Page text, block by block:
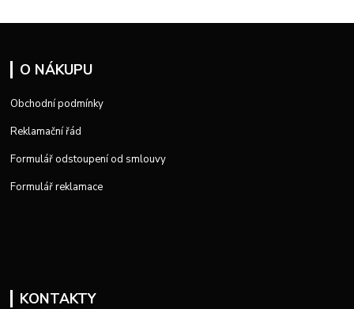
O NÁKUPU
Obchodní podmínky
Reklamační řád
Formulář odstoupení od smlouvy
Formulář reklamace
KONTAKTY